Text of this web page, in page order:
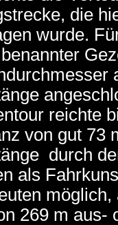
die
wurde.
reichte
von gut 73
durch
als
269 m aus-